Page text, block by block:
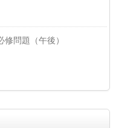
修問題（午後）